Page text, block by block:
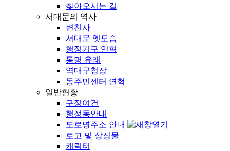
찾아오시는 길
서대문의 역사
변천사
서대문 옛모습
행정기구 연혁
동명 유래
역대구청장
동주민센터 연혁
일반현황
구정여건
행정동안내
도로명주소 안내
로고 및 상징물
캐릭터